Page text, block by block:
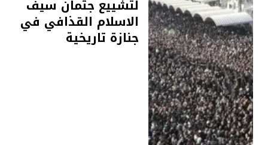
لتشييع جثمان سيف
الاسلام القذافي في
جنازة تاريخية